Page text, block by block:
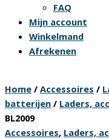
FAQ
Mijn account
Winkelmand
Afrekenen
Home / Accessoires /
batterijen / Laders,
BL2009
Accessoires, Laders,